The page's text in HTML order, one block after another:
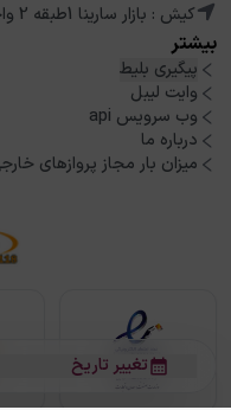
تغییر تاریخ
کیش : بازار سارینا 1طبقه 2 واحد209
بیشتر
پیگیری بلیط
وایت لیبل
وب سرویس api
درباره ما
میزان بار مجاز پروازهای